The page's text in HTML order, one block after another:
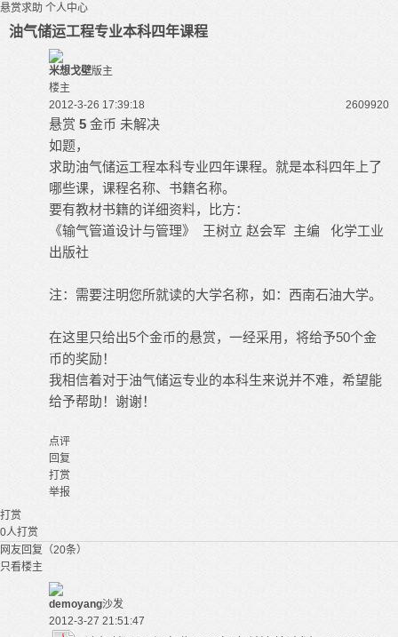
悬赏求助 个人中心
油气储运工程专业本科四年课程
米想戈壁版主
楼主
2012-3-26 17:39:18
2609920
悬赏 5 金币 未解决
如题，
求助油气储运工程本科专业四年课程。就是本科四年上了
哪些课，课程名称、书籍名称。
要有教材书籍的详细资料，比方：
《输气管道设计与管理》 王树立 赵会军 主编 化学工业
出版社
注：需要注明您所就读的大学名称，如：西南石油大学。
在这里只给出5个金币的悬赏，一经采用，将给予50个金
币的奖励！
我相信着对于油气储运专业的本科生来说并不难，希望能
给予帮助！谢谢！
点评
回复
打赏
举报
打赏
0人打赏
网友回复（20条）
只看楼主
demoyang沙发
2012-3-27 21:51:47